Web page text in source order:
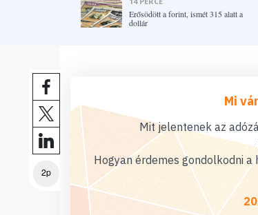
Erősödött a forint, ismét 315 alatt a
dollár
2p
Mi
Mit jelentenek az
Hogyan érdemes gondolkodni